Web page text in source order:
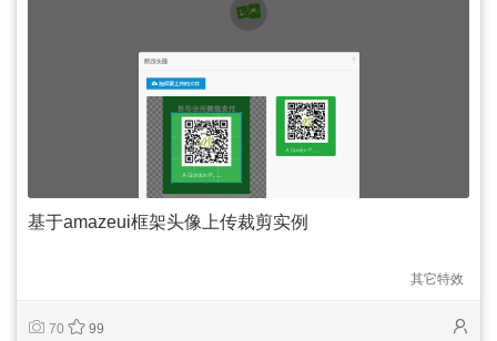
基于amazeui框架头像上传裁剪实例
其它特效
70 99